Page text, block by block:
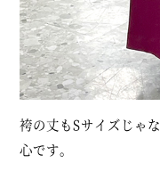
袴の丈もSサイズじゃ
心です。